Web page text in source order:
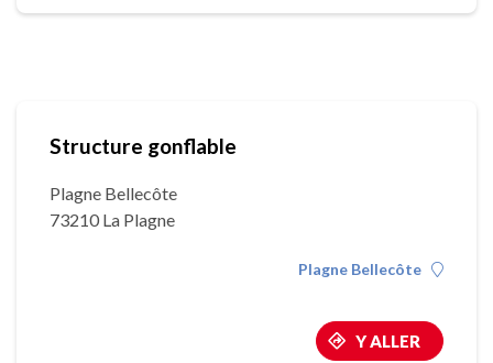
Structure gonflable
Plagne Bellecôte
73210 La Plagne
Plagne Bellecôte
Y ALLER